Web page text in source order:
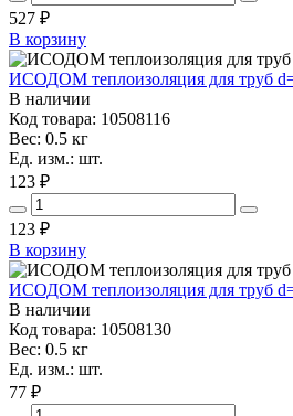
527 ₽
В корзину
ИСОДОМ теплоизоляция для труб
В наличии
Код товара: 10508116
Вес: 0.5 кг
Ед. изм.: шт.
123 ₽
123 ₽
В корзину
ИСОДОМ теплоизоляция для труб
В наличии
Код товара: 10508130
Вес: 0.5 кг
Ед. изм.: шт.
77 ₽